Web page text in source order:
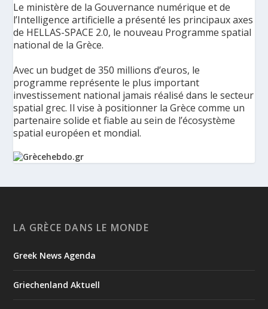
Le ministère de la Gouvernance numérique et de
l’Intelligence artificielle a présenté les principaux axes
de HELLAS-SPACE 2.0, le nouveau Programme spatial
national de la Grèce.
Avec un budget de 350 millions d’euros, le
programme représente le plus important
investissement national jamais réalisé dans le secteur
spatial grec. Il vise à positionner la Grèce comme un
partenaire solide et fiable au sein de l’écosystème
spatial européen et mondial.
350 millions d’euros pour renforcer la sécurité,
l’Intelligence artificielle a présenté les principaux axes de
la Grèce, une initiative de 350 millions d’euros destinée à
LA GRÈCE DANS LE MONDE
Greek News Agenda
Griechenland Aktuell